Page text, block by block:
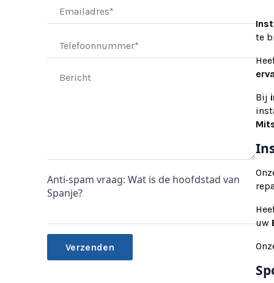
Anti-spam vraag: Wat is de hoofdstad van
Spanje?
te
Bij
uw